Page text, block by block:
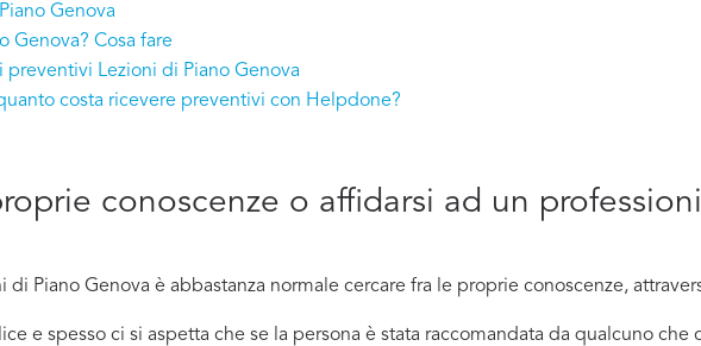
Genova
Genova? Cosa fare
preventivi Lezioni di Piano Genova
costa ricevere preventivi con Helpdone?
conoscenze o affidarsi ad un
Piano Genova è abbastanza normale cercare fra le proprie conoscenze,
e spesso ci si aspetta che se la persona è stata raccomandata da qualcuno che